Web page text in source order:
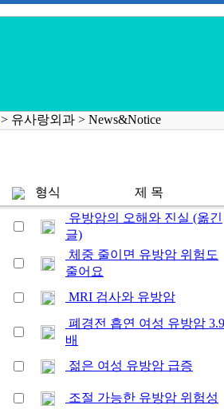
> 유사랑외과 > News&Notice
형식 제 목
유방암의 오해와 진실 (옮긴
글)
체중 줄이면 유방암 위험도
줄어요
MRI 검사와 유방암
폐경전 흡연 여성 유방암 3.9
배
젊은 여성 유방암 급증
조절 가능한 유방암 위험성